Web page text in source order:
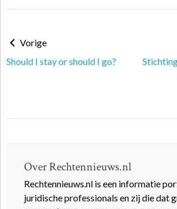
Vorige
Should I stay or should I go?
Over Rechtennieuws.nl
Rechtennieuws.nl is een informatie
juridische professionals en zij die dat